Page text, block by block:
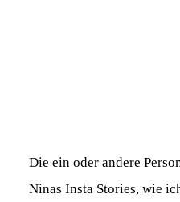
Die ein oder andere
Ninas Insta Stories, wie